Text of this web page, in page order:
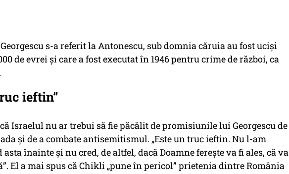
Georgescu s-a referit la Antonescu, sub domnia căruia au fost uciși
de evrei și care a fost executat în 1946 pentru crime de război, ca
ieftin”
Israelul nu ar trebui să fie păcălit de promisiunile lui Georgescu de
și de a combate antisemitismul. „Este un truc ieftin. Nu l-am
înainte și nu cred, de altfel, dacă Doamne ferește va fi ales, că va
El a mai spus că Chikli „pune în pericol” prietenia dintre România